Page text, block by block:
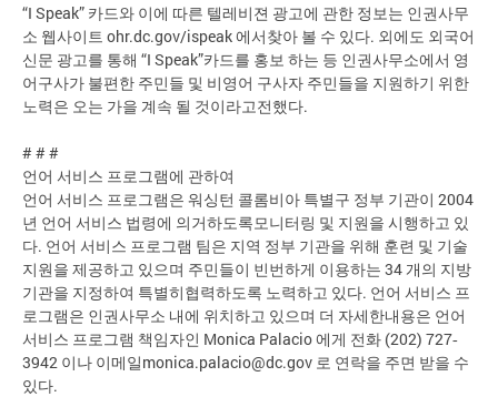
“I Speak” 카드와 이에 따른 텔레비젼 광고에 관한 정보는 인권사무
소 웹사이트 ohr.dc.gov/ispeak 에서찾아 볼 수 있다. 외에도 외국어
신문 광고를 통해 “I Speak”카드를 홍보 하는 등 인권사무소에서 영
어구사가 불편한 주민들 및 비영어 구사자 주민들을 지원하기 위한
노력은 오는 가을 계속 될 것이라고전했다.
# # #
언어 서비스 프로그램에 관하여
언어 서비스 프로그램은 워싱턴 콜롬비아 특별구 정부 기관이 2004
년 언어 서비스 법령에 의거하도록모니터링 및 지원을 시행하고 있
다. 언어 서비스 프로그램 팀은 지역 정부 기관을 위해 훈련 및 기술
지원을 제공하고 있으며 주민들이 빈번하게 이용하는 34 개의 지방
기관을 지정하여 특별히협력하도록 노력하고 있다. 언어 서비스 프
로그램은 인권사무소 내에 위치하고 있으며 더 자세한내용은 언어
서비스 프로그램 책임자인 Monica Palacio 에게 전화 (202) 727‐
3942 이나 이메일monica.palacio@dc.gov 로 연락을 주면 받을 수
있다.